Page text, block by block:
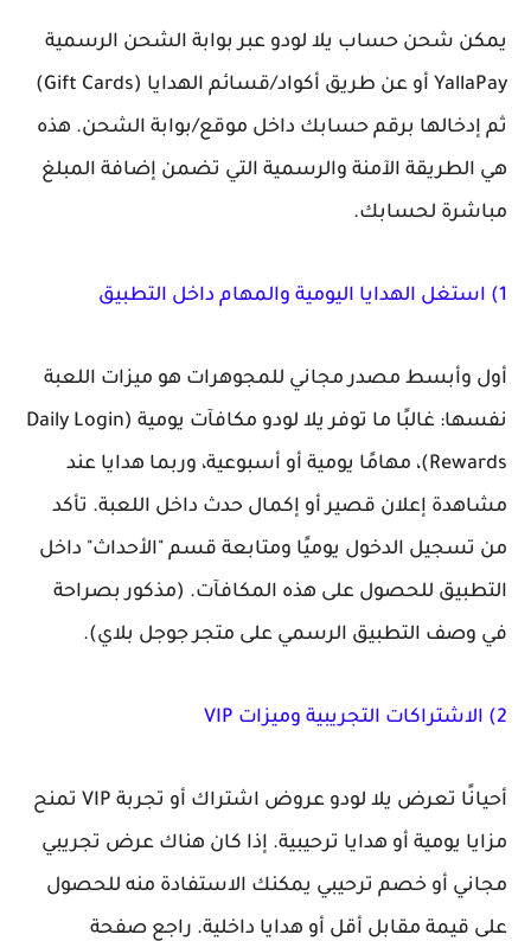
يمكن شحن حساب يلا لودو عبر بوابة الشحن الرسمية
YallaPay
أو عن طريق أكواد/قسائم الهدايا (Gift Cards)
ثم إدخالها برقم حسابك داخل موقع/بوابة الشحن. هذه
هي الطريقة الآمنة والرسمية التي تضمن إضافة المبلغ
مباشرة لحسابك.
1) استغل الهدايا اليومية والمهام داخل التطبيق
أول وأبسط مصدر مجاني للمجوهرات هو ميزات اللعبة
نفسها: غالبًا ما توفر يلا لودو مكافآت يومية (Daily Login
Rewards)، مهامًا يومية أو أسبوعية، وربما هدايا عند
مشاهدة إعلان قصير أو إكمال حدث داخل اللعبة. تأكد
من تسجيل الدخول يوميًا ومتابعة قسم "الأحداث" داخل
التطبيق للحصول على هذه المكافآت. (مذكور بصراحة
في وصف التطبيق الرسمي على متجر جوجل بلاي).
2) الاشتراكات التجريبية وميزات VIP
أحيانًا تعرض يلا لودو عروض اشتراك أو تجربة VIP تمنح
مزايا يومية أو هدايا ترحيبية. إذا كان هناك عرض تجريبي
مجاني أو خصم ترحيبي يمكنك الاستفادة منه للحصول
على قيمة مقابل أقل أو هدايا داخلية. راجع صفحة